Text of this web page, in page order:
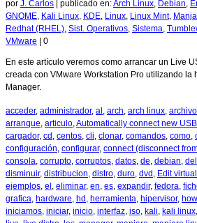
por J. Carlos publicado en:Arch Linux, Debian,
GNOME, Kali Linux, KDE, Linux, Linux Mint,
Redhat (RHEL), Sist. Operativos, Sistema,
VMware
0
En este artículo veremos como arrancar un Live
creada con VMware Workstation Pro utilizando la
Manager.
acceder, administrador, al , arch, arch linux, archivo
arranque, articulo,Automatically connect new
cargador, cd , centos, cli, clonar, comandos, como,
configuración, configurar, connect (disconnect
consola, corrupto, corruptos, datos, de, debian, del
disminuir, distribucion, distro, duro, dvd , Edit
ejemplos, el , eliminar, en, es, expandir, fedora,
grafica, hardware, hd , herramienta, hipervisor,
iniciamos, iniciar, inicio, interfaz, iso, kali, kali linux,